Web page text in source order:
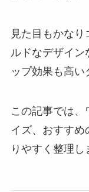
見た目もかな
ルドなデザイ
ップ効果も高い
この記事では
イズ、おすす
りやすく整理し